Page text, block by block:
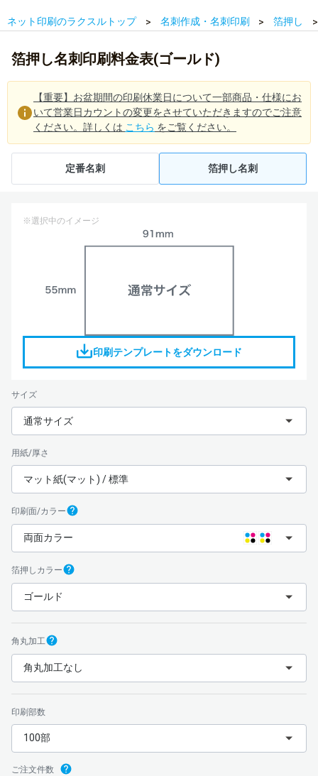
ネット印刷のラクスルトップ 名刺作成・名刺印刷 箔押し
箔押し名刺印刷料金表(ゴールド)
【重要】お盆期間の印刷休業日について一部商品・仕様にお
いて営業日カウントの変更をさせていただきますのでご注意
ください。詳しくは こちら をご覧ください。
定番名刺 箔押し名刺
※選択中のイメージ
印刷テンプレートをダウンロード
サイズ
通常サイズ
用紙/厚さ
マット紙(マット) / 標準
印刷面/カラー
両面カラー
箔押しカラー
ゴールド
角丸加工
角丸加工なし
印刷部数
100部
ご注文件数